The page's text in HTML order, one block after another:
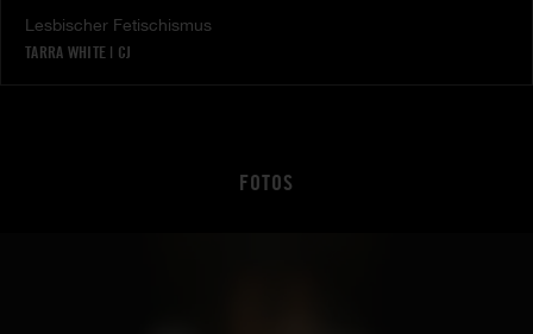
Lesbischer Fetischismus
TARRA WHITE | CJ
FOTOS